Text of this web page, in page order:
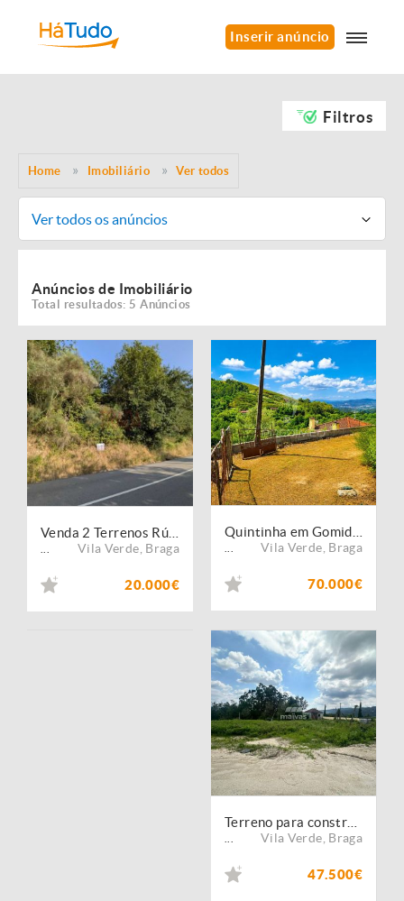
Inserir anúncio
Filtros
Home Imobiliário Ver todos
Ver todos os anúncios
Anúncios de Imobiliário
Total resultados: 5 Anúncios
Vila Verde Braga
20.000€
Vila Verde Braga
70.000€
Vila Verde Braga
47.500€